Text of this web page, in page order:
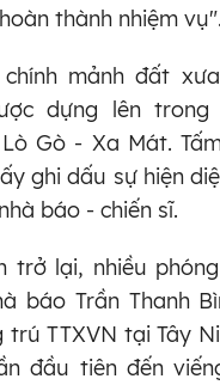
thành nhiệm vụ".
mảnh đất
dựng lên trong
Gò - Xa Mát.
ghi dấu sự hiện
báo - chiến sĩ.
trở lại, nhiều
báo Trần Thanh
trú TTXVN tại Tây
đầu tiên đến